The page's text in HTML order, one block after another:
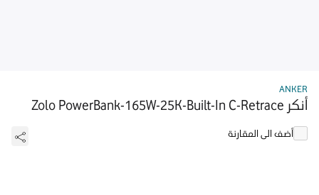
ANKER
أنكر Zolo PowerBank-165W-25K-Built-In C-Retrace
أضف الى المقارنة